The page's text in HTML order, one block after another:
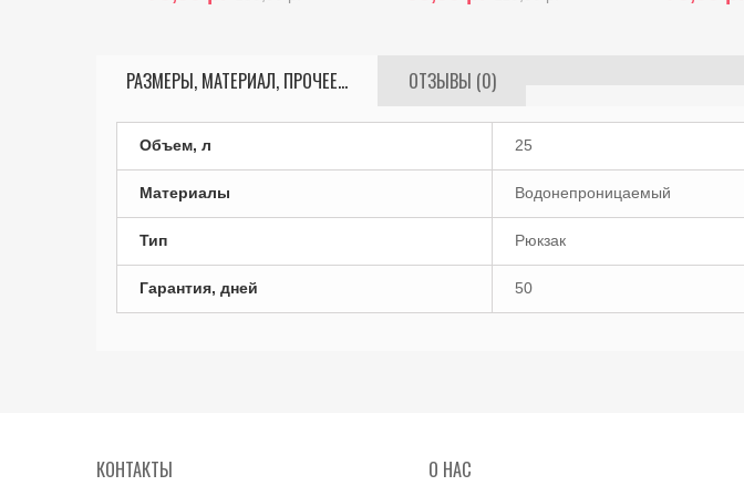
РАЗМЕРЫ, МАТЕРИАЛ, ПРОЧЕЕ... ОТЗЫВЫ (0)
Объем, л 25
Материалы Водонепроницаемый
Тип Рюкзак
Гарантия, дней 50
КОНТАКТЫ О НАС